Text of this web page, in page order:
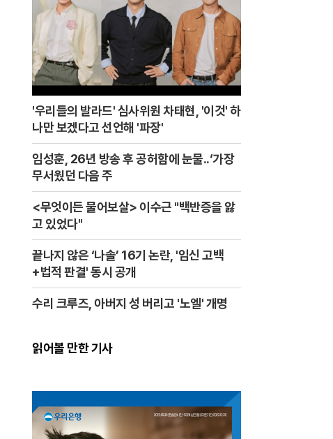
'우리들의 발라드' 심사위원 차태현, '이것' 하
나만 보겠다고 선언해 '파장'
임성훈, 26년 방송 후 공허함에 눈물..‘가장
무서웠던 다음 주
<무엇이든 물어보살> 이수근 "백반증을 앓
고 있었다"
끝나지 않은 ‘나솔’ 16기 논란, '임신 고백
+법적 판결' 동시 공개
수리 크루즈, 아버지 성 버리고 '노엘' 개명
읽어볼 만한 기사